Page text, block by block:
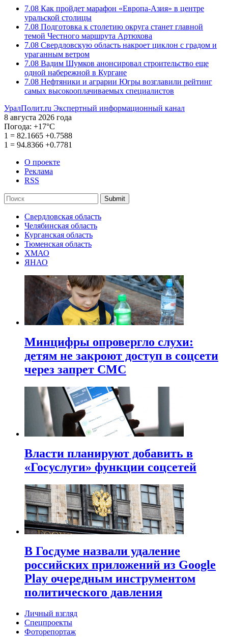
7.08 Как пройдет марафон «Европа-Азия» в центре
уральской столицы
7.08 Подготовка к столетию округа станет главной
темой Честного маршрута Артюхова
7.08 Свердловскую область накроет циклон с градом и
ураганным ветром
7.08 Вадим Шумков анонсировал строительство еще
одной набережной в Кургане
7.08 Нефтяники и аграрии Югры возглавили рейтинг
самых высокооплачиваемых специалистов
УралПолит.ru Экспертный информационный канал
8 августа 2026 года
Погода: +17°С
1 = 82.1665 +0.7588
1 = 94.8366 +0.7781
О проекте
Реклама
RSS
Submit
Свердловская область
Челябинская область
Курганская область
Тюменская область
ХМАО
ЯНАО
Минцифры опровергло слухи:
детям не закроют доступ в соцсети
через запрет СМС
Власти планируют добавить в
«Госуслуги» функции соцсетей
В Госдуме назвали удаление
российских приложений из Google
Play очередным инструментом
политического давления
Личный взгляд
Спецпроекты
Фоторепортаж